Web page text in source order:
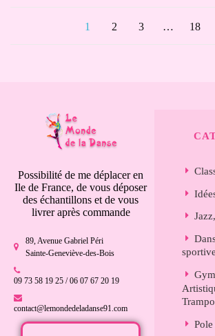
1 2 3 … 18
Possibilité de me déplacer en
Ile de France, de vous déposer
des échantillons et de vous
livrer après commande
89, Avenue Gabriel Péri
Sainte-Geneviève-des-Bois
09 73 58 19 25 / 06 07 67 20 19
contact@lemondedeladanse91.com
sportive
Pole